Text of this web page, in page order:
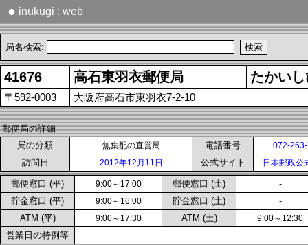
● inukugi : web
局名検索:
41676 高石東羽衣郵便局 たかい
〒592-0003 大阪府高石市東羽衣7-2-10
郵便局の詳細
局の分類
無集配の直営局 電話番号 072-
訪問日 2012年12月11日 公式サイト 日本郵政公
郵便窓口 (平) 9:00～17:00 郵便窓口 (土) -
貯金窓口 (平) 9:00～16:00 貯金窓口 (土) -
ATM (平) 9:00～17:30 ATM (土) 9:00～12:30
営業日の特例等